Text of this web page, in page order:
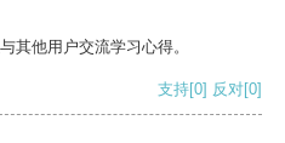
其他用户交流学习心得。
支持[0] 反对[0]